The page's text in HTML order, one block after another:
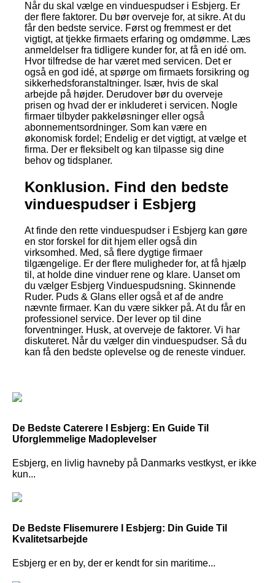
Når du skal vælge en vinduespudser i Esbjerg. Er
der flere faktorer. Du bør overveje for, at sikre. At du
får den bedste service. Først og fremmest er det
vigtigt, at tjekke firmaets erfaring og omdømme. Læs
anmeldelser fra tidligere kunder for, at få en idé om.
Hvor tilfredse de har været med servicen. Det er
også en god idé, at spørge om firmaets forsikring og
sikkerhedsforanstaltninger. Især, hvis de skal
arbejde på højder. Derudover bør du overveje
prisen og hvad der er inkluderet i servicen. Nogle
firmaer tilbyder pakkeløsninger eller også
abonnementsordninger. Som kan være en
økonomisk fordel; Endelig er det vigtigt, at vælge et
firma. Der er fleksibelt og kan tilpasse sig dine
behov og tidsplaner.
Konklusion. Find den bedste
vinduespudser i Esbjerg
At finde den rette vinduespudser i Esbjerg kan gøre
en stor forskel for dit hjem eller også din
virksomhed. Med, så flere dygtige firmaer
tilgængelige. Er der flere muligheder for, at få hjælp
til, at holde dine vinduer rene og klare. Uanset om
du vælger Esbjerg Vinduespudsning. Skinnende
Ruder. Puds & Glans eller også et af de andre
nævnte firmaer. Kan du være sikker på. At du får en
professionel service. Der lever op til dine
forventninger. Husk, at overveje de faktorer. Vi har
diskuteret. Når du vælger din vinduespudser. Så du
kan få den bedste oplevelse og de reneste vinduer.
De Bedste Caterere I Esbjerg: En Guide Til
Uforglemmelige Madoplevelser
Esbjerg, en livlig havneby på Danmarks vestkyst, er ikke
kun...
De Bedste Flisemurere I Esbjerg: Din Guide Til
Kvalitetsarbejde
Esbjerg er en by, der er kendt for sin maritime...